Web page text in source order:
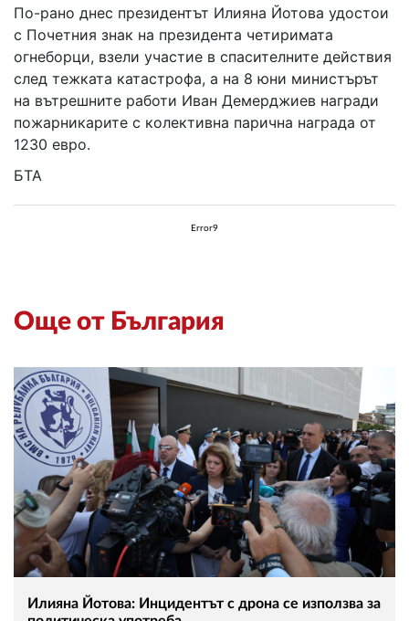
По-рано днес президентът Илияна Йотова удостои
с Почетния знак на президента четиримата
огнеборци, взели участие в спасителните действия
след тежката катастрофа, а на 8 юни министърът
на вътрешните работи Иван Демерджиев награди
пожарникарите с колективна парична награда от
1230 евро.
БТА
Error9
Още от България
Илияна Йотова: Инцидентът с дрона се използва за